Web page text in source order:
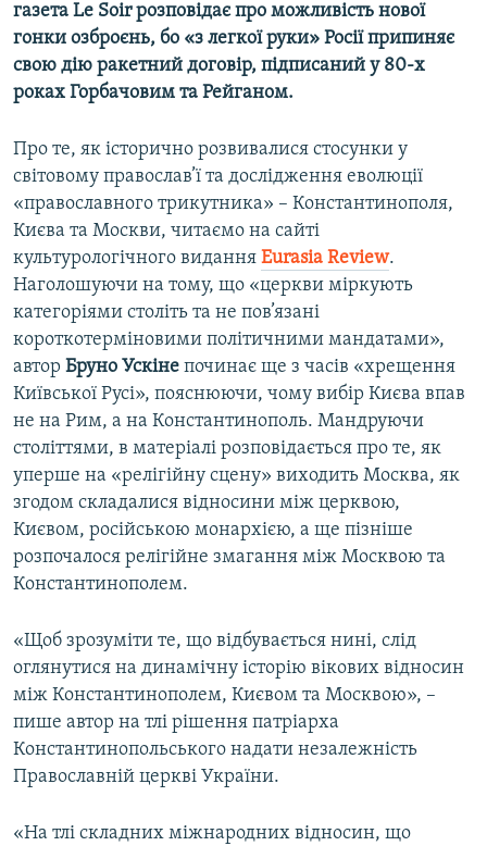
газета Le Soir розповідає про можливість нової
гонки озброєнь, бо «з легкої руки» Росії припиняє
свою дію ракетний договір, підписаний у 80-х
роках Горбачовим та Рейганом.
Про те, як історично розвивалися стосунки у
світовому православ’ї та дослідження еволюції
«православного трикутника» – Константинополя,
Києва та Москви, читаємо на сайті
культурологічного видання Eurasia Review.
Наголошуючи на тому, що «церкви міркують
категоріями століть та не пов’язані
короткотерміновими політичними мандатами»,
автор Бруно Ускіне починає ще з часів «хрещення
Київської Русі», пояснюючи, чому вибір Києва впав
не на Рим, а на Константинополь. Мандруючи
століттями, в матеріалі розповідається про те, як
уперше на «релігійну сцену» виходить Москва, як
згодом складалися відносини між церквою,
Києвом, російською монархією, а ще пізніше
розпочалося релігійне змагання між Москвою та
Константинополем.
«Щоб зрозуміти те, що відбувається нині, слід
оглянутися на динамічну історію вікових відносин
між Константинополем, Києвом та Москвою», –
пише автор на тлі рішення патріарха
Константинопольського надати незалежність
Православній церкві України.
«На тлі складних міжнародних відносин, що